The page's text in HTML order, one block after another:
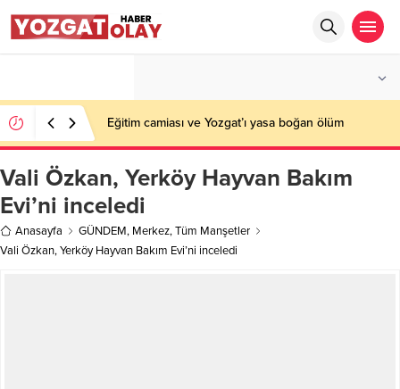
Eğitim camiası ve Yozgat’ı yasa boğan ölüm
Vali Özkan, Yerköy Hayvan Bakım
Evi’ni inceledi
Anasayfa GÜNDEM, Merkez,Tüm Manşetler
Vali Özkan, Yerköy Hayvan Bakım Evi’ni inceledi